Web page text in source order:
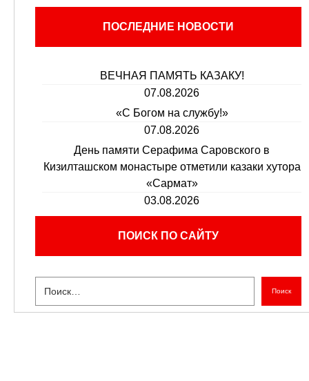
ПОСЛЕДНИЕ НОВОСТИ
ВЕЧНАЯ ПАМЯТЬ КАЗАКУ!
07.08.2026
«С Богом на службу!»
07.08.2026
День памяти Серафима Саровского в
Кизилташском монастыре отметили казаки хутора
«Сармат»
03.08.2026
ПОИСК ПО САЙТУ
Поиск